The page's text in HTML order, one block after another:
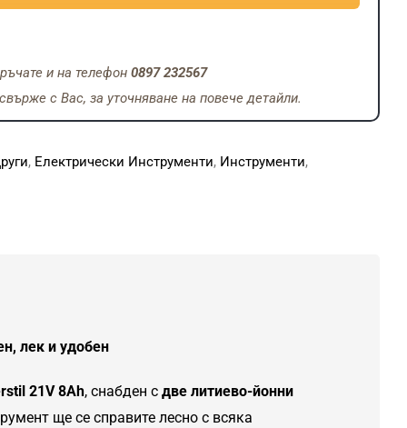
и на телефон 0897 232567
с Вас, за уточняване на повече детайли.
, Електрически Инструменти, Инструменти,
лек и удобен
21V 8Ah, снабден с две литиево-йонни
ще се справите лесно с всяка